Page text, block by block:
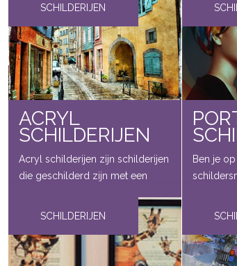
SCHILDERIJEN
ACRYL
SCHILDERIJEN
Acryl schilderijen zijn schilderijen
die geschilderd zijn met een
voordeel van deze speciale
verfsoort is dat de verf snel
Ben je
van
kunnen
SCHILDERIJEN